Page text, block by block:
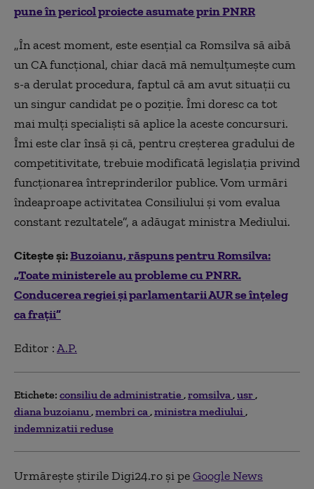
pune în pericol proiecte asumate prin PNRR
„În acest moment, este esențial ca Romsilva să aibă
un CA funcțional, chiar dacă mă nemulțumește cum
s-a derulat procedura, faptul că am avut situații cu
un singur candidat pe o poziție. Îmi doresc ca tot
mai mulți specialiști să aplice la aceste concursuri.
Îmi este clar însă și că, pentru creșterea gradului de
competitivitate, trebuie modificată legislația privind
funcționarea întreprinderilor publice. Vom urmări
îndeaproape activitatea Consiliului și vom evalua
constant rezultatele”, a adăugat ministra Mediului.
Citește și:Buzoianu, răspuns pentru Romsilva:
„Toate ministerele au probleme cu PNRR.
Conducerea regiei și parlamentarii AUR se înțeleg
ca frații”
Editor :A.P.
Etichete: consiliu de administratie romsilva usr
diana buzoianu membri ca ministra mediului
indemnizatii reduse
Urmărește știrile Digi24.ro și peGoogle News